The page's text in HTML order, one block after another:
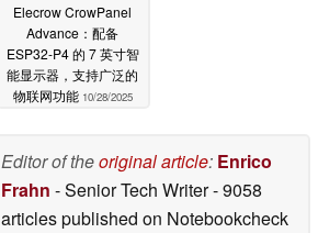
Elecrow CrowPanel
Advance：配备
ESP32-P4 的 7 英寸智
能显示器，支持广泛的
物联网功能 10/28/2025
Editor of theoriginal article: Enrico
Frahn - Senior Tech Writer- 9058
articles published on Notebookcheck